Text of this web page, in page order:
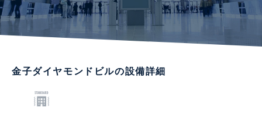
金子ダイヤモンドビルの設備詳細